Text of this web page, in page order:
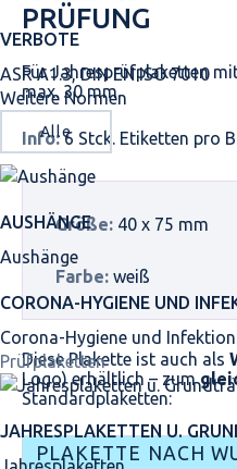
VERBOTE
ASR A1.3, DIN EN ISO 7010
Weitere Normen
Alle
AUSHÄNGE
Aushänge
CORONA-HYGIENE UND
Corona-Hygiene und
Prüfplaketten
JAHRES­PLAKETTEN U.
PRÜFUNG
Für Jahresprüfplaketten
max. 30 mm.
Info:6 Stck. Etiketten pro
Größe: 40 x 75 mm
Farbe: weiß
Diese Plakette ist auch als
Logo) erhältlich – zum
Standardplaketten:
PLAKETTE NACH